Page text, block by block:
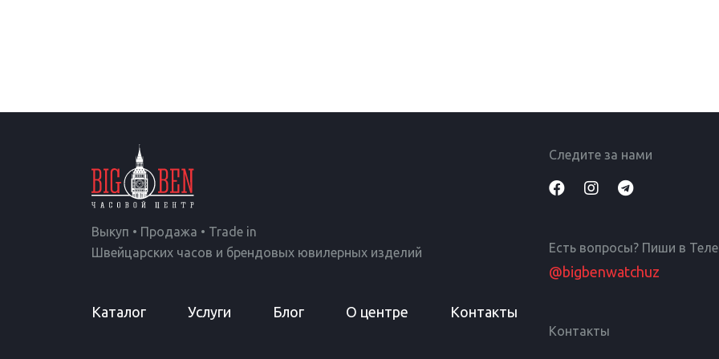
Выкуп • Продажа • Trade in
Швейцарских часов и брендовых ювилерных изделий
Каталог Услуги Блог О центре Контакты
Следите за нами
Есть вопросы? Пиши в
@bigbenwatchuz
Контакты